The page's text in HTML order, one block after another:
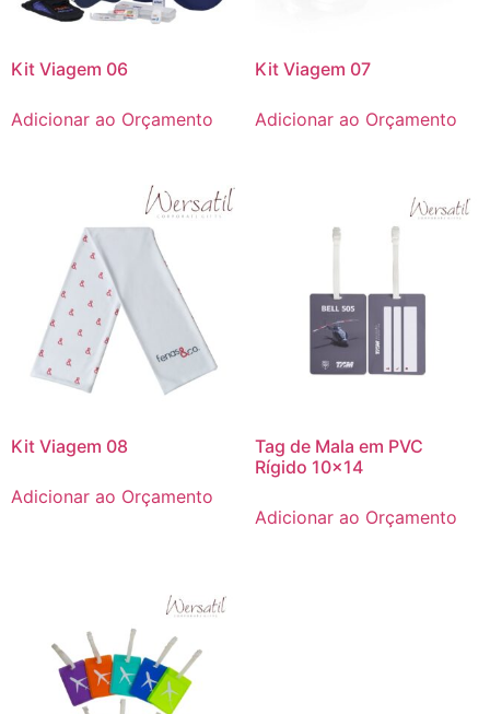
Kit Viagem 06
Adicionar ao Orçamento
Kit Viagem 07
Adicionar ao Orçamento
Kit Viagem 08
Adicionar ao Orçamento
Tag de Mala em PVC
Rígido 10×14
Adicionar ao Orçamento